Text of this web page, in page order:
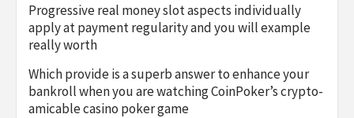
Progressive real money slot aspects individually
apply at payment regularity and you will example
really worth
Which provide is a superb answer to enhance your
bankroll when you are watching CoinPoker’s crypto-
amicable casino poker game